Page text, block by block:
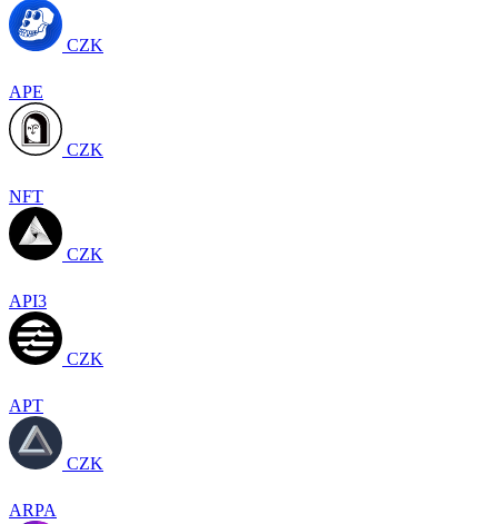
CZK
APE
CZK
NFT
CZK
API3
CZK
APT
CZK
ARPA